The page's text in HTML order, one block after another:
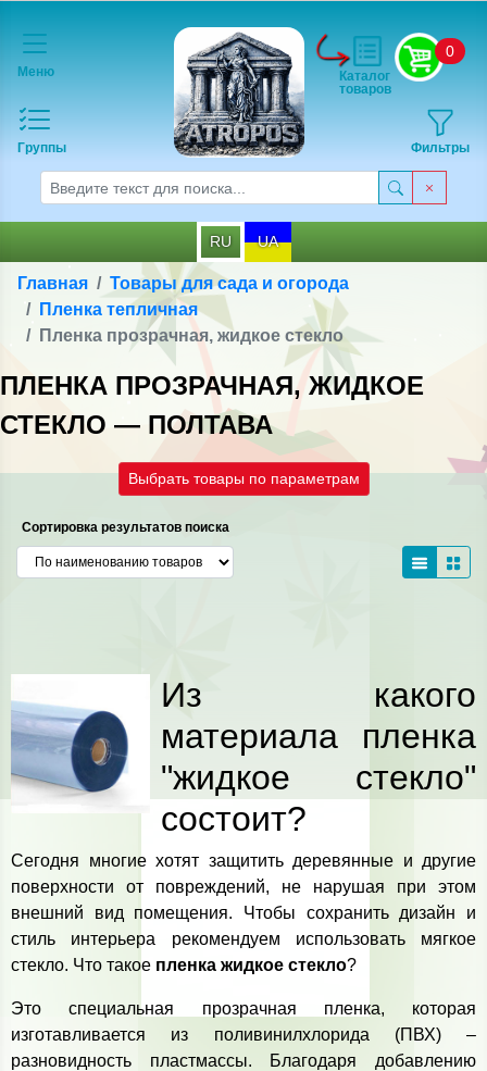
Меню
Группы
0
Фильтры
Каталог
товаров
RU UA
Главная
Товары для сада и огорода
Пленка тепличная
Пленка прозрачная, жидкое стекло
ПЛЕНКА ПРОЗРАЧНАЯ, ЖИДКОЕ
СТЕКЛО — ПОЛТАВА
Выбрать товары по параметрам
Сортировка результатов поиска
Из какого
материала пленка
"жидкое стекло"
состоит?
Сегодня многие хотят защитить деревянные и другие
поверхности от повреждений, не нарушая при этом
внешний вид помещения. Чтобы сохранить дизайн и
стиль интерьера рекомендуем использовать мягкое
стекло. Что такое пленка жидкое стекло?
Это специальная прозрачная пленка, которая
изготавливается из поливинилхлорида (ПВХ) –
разновидность пластмассы. Благодаря добавлению